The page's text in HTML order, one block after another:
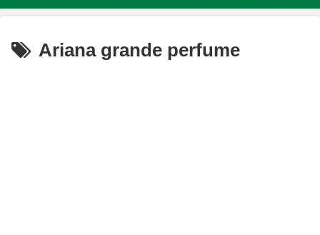
Ariana grande perfume